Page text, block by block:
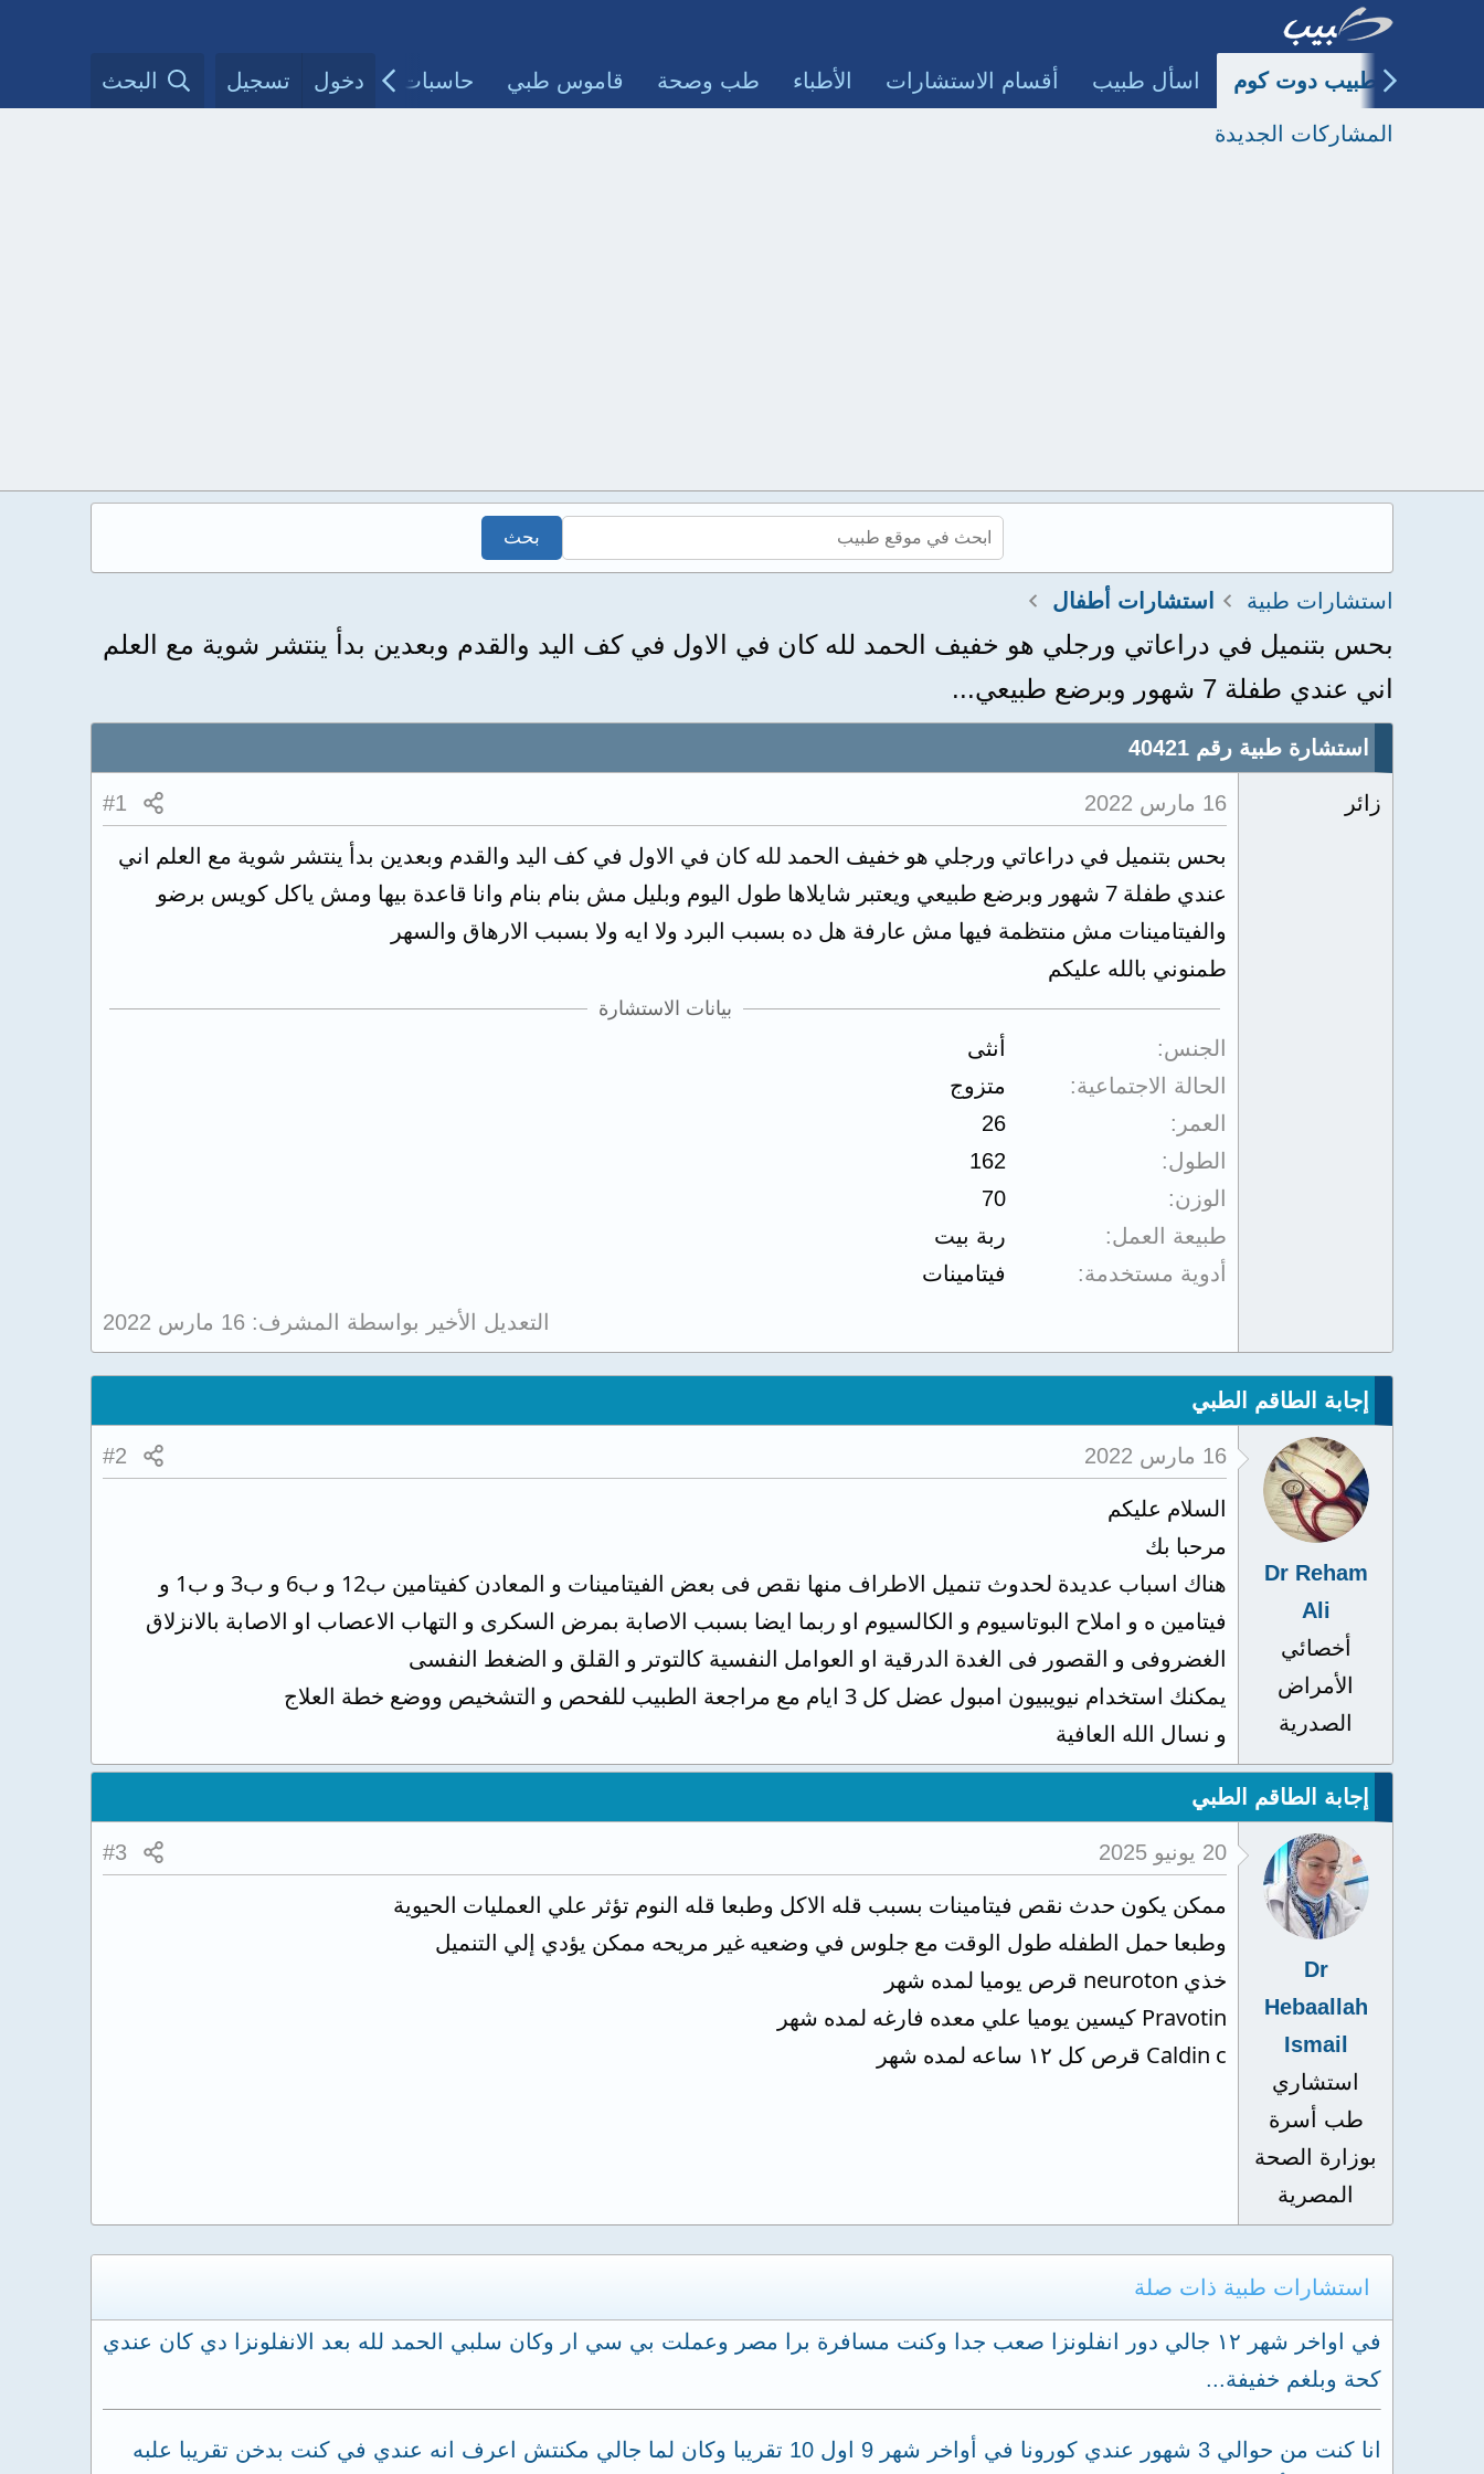
طبيب دوت كوم اسأل طبيب أقسام الاستشارات الأطباء طب وصحة قاموس طبي حاسبات طبية مقالات الأطباءدخول تسجيل البحث
المشاركات الجديدة
استشارات طبية استشارات أطفال
بحس بتنميل في دراعاتي ورجلي هو خفيف الحمد لله كان في الاول في كف اليد والقدم وبعدين بدأ ينتشر شوية مع العلم
اني عندي طفلة 7 شهور وبرضع طبيعي...
استشارة طبية رقم 40421
زائر 16 مارس 2022 #1
بحس بتنميل في دراعاتي ورجلي هو خفيف الحمد لله كان في الاول في كف اليد والقدم وبعدين بدأ ينتشر شوية مع العلم اني
عندي طفلة 7 شهور وبرضع طبيعي ويعتبر شايلاها طول اليوم وبليل مش بنام بنام وانا قاعدة بيها ومش ياكل كويس برضو
والفيتامينات مش منتظمة فيها مش عارفة هل ده بسبب البرد ولا ايه ولا بسبب الارهاق والسهر
طمنوني بالله عليكم
بيانات الاستشارة
الجنس
أنثى
الحالة الاجتماعية
متزوج
العمر
26
الطول
162
الوزن
70
طبيعة العمل
ربة بيت
أدوية مستخدمة
فيتامينات
التعديل الأخير بواسطة المشرف: 16 مارس 2022
إجابة الطاقم الطبي
Dr Reham
Ali
أخصائي
الأمراض
الصدرية
16 مارس 2022 #2
السلام عليكم
مرحبا بك
هناك اسباب عديدة لحدوث تنميل الاطراف منها نقص فى بعض الفيتامينات و المعادن كفيتامين ب12 و ب6 و ب3 و ب1 و
فيتامين ه و املاح البوتاسيوم و الكالسيوم او ربما ايضا بسبب الاصابة بمرض السكرى و التهاب الاعصاب او الاصابة بالانزلاق
الغضروفى و القصور فى الغدة الدرقية او العوامل النفسية كالتوتر و القلق و الضغط النفسى
يمكنك استخدام نيويبيون امبول عضل كل 3 ايام مع مراجعة الطبيب للفحص و التشخيص ووضع خطة العلاج
و نسال الله العافية
إجابة الطاقم الطبي
Dr
Hebaallah
Ismail
استشاري
طب أسرة
بوزارة الصحة
المصرية
20 يونيو 2025 #3
ممكن يكون حدث نقص فيتامينات بسبب قله الاكل وطبعا قله النوم تؤثر علي العمليات الحيوية
وطبعا حمل الطفله طول الوقت مع جلوس في وضعيه غير مريحه ممكن يؤدي إلي التنميل
خذي neuroton قرص يوميا لمده شهر
Pravotin كيسين يوميا علي معده فارغه لمده شهر
Caldin c قرص كل ١٢ ساعه لمده شهر
استشارات طبية ذات صلة
في اواخر شهر ١٢ جالي دور انفلونزا صعب جدا وكنت مسافرة برا مصر وعملت بي سي ار وكان سلبي الحمد لله بعد الانفلونزا دي كان عندي
كحة وبلغم خفيفة...
انا كنت من حوالي 3 شهور عندي كورونا في أواخر شهر 9 اول 10 تقريبا وكان لما جالي مكنتش اعرف انه عندي في كنت بدخن تقريبا علبه